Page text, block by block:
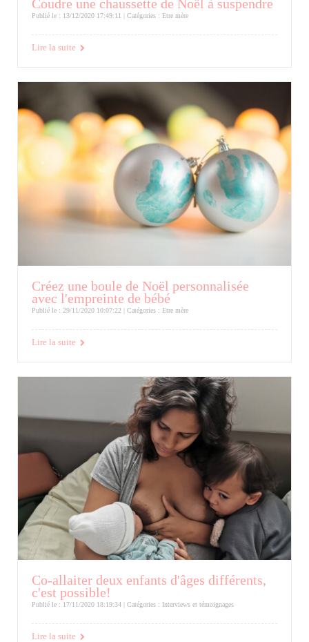
Coudre une chaussette de Noël à suspendre
Publié le : 13/12/2020 17:49:11 | Catégories : Etre mère
Lire la suite
Créez une boule de Noël personnalisée
avec l'empreinte de bébé
Publié le : 29/11/2020 10:07:22 | Catégories : Etre mère
Lire la suite
Co-allaiter deux enfants d'âges différents,
c'est possible!
Publié le : 17/11/2020 18:19:34 | Catégories : Interviews et témoignages
Lire la suite